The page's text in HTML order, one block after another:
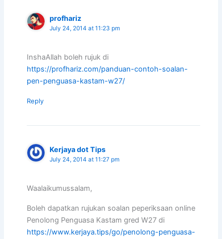
profhariz
July 24, 2014 at 11:23 pm
InshaAllah boleh rujuk di
https://profhariz.com/panduan-contoh-soalan-
pen-penguasa-kastam-w27/
Reply
Kerjaya dot Tips
July 24, 2014 at 11:27 pm
Waalaikumussalam,
Boleh dapatkan rujukan soalan peperiksaan online
Penolong Penguasa Kastam gred W27 di
https://www.kerjaya.tips/go/penolong-penguasa-